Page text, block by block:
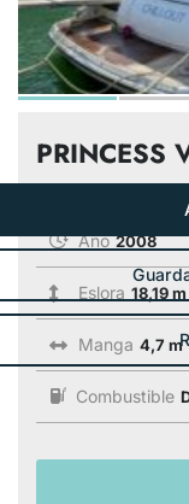
PRINCESS
Año 2008
Eslora 18,19 m
Manga 4,7 m
Combustible